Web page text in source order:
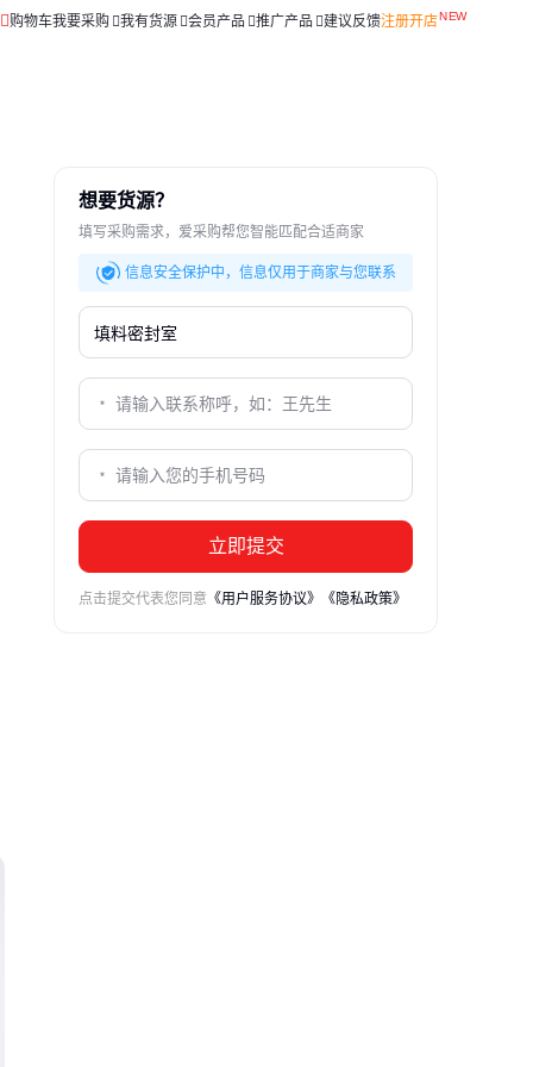
购物车我要采购 我有货源 会员产品 推广产品 建议反馈注册开店
想要货源？
填写采购需求，爱采购帮您智能匹配合适商家
信息安全保护中，信息仅用于商家与您联系
立即提交
点击提交代表您同意 《用户服务协议》 《隐私政策》